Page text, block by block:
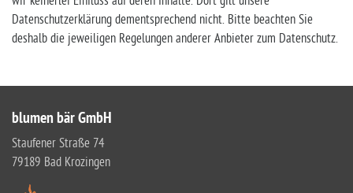
Datenschutzerklärung dementsprechend nicht. Bitte beachten Sie
deshalb die jeweiligen Regelungen anderer Anbieter zum Datenschutz.
blumen bär GmbH
Staufener Straße 74
79189 Bad Krozingen